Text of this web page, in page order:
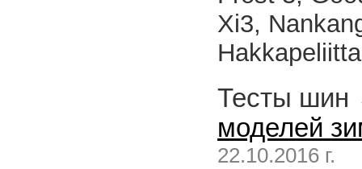
Xi3,
Тесты
моделей
22.10.2016 г.